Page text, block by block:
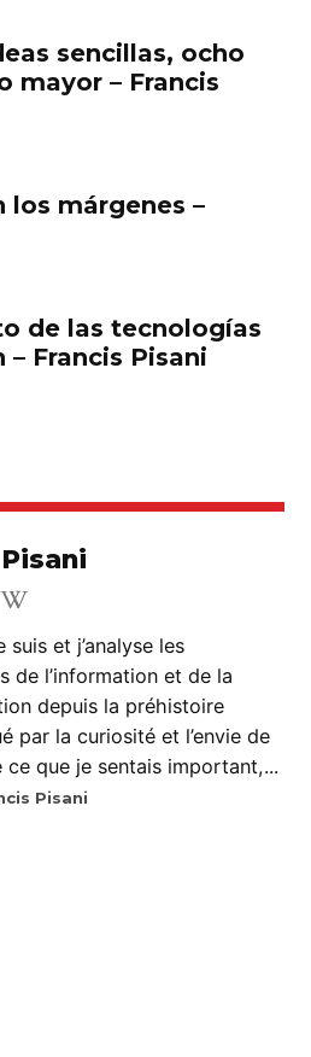
sencillas, ocho
mayor – Francis
los márgenes –
de las tecnologías
Francis Pisani
suis et j’analyse les
de l’information et de la
depuis la préhistoire
par la curiosité et l’envie de
ce que je sentais important,...
Pisani